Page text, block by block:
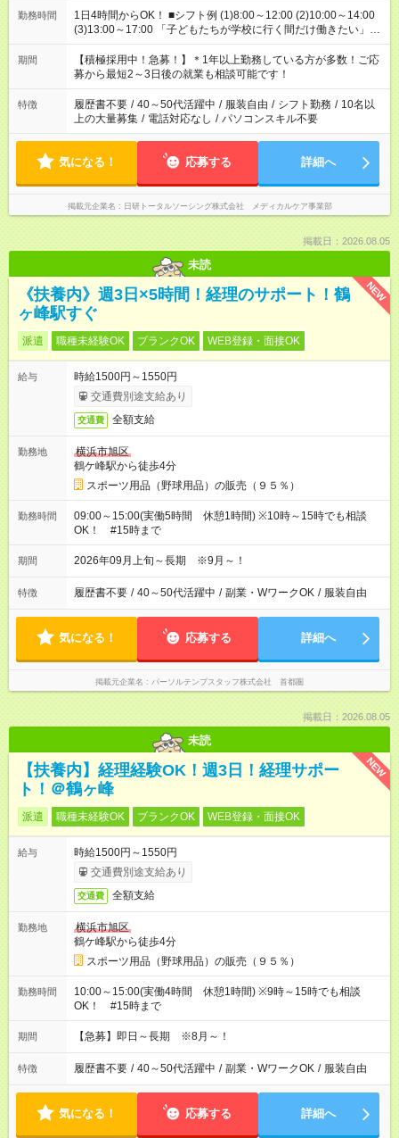
勤務時間
1日4時間からOK！ ■シフト例 (1)8:00～12:00 (2)10:00～14:00
(3)13:00～17:00 「子どもたちが学校に行く間だけ働きたい」
「余裕を持って夕飯の準備がしたい」 「午前中は働いて、午後
はプライベートの時間にしたい」 など、ご希望を教えてくださ
いね。 ※Wワーク希望の方へ 今ご覧のお仕事で希望する勤務時
間と、もう1つのお仕事の勤務時間。 合計で週40時間を超える
場合は応募できません。
期間
【積極採用中！急募！】＊1年以上勤務している方が多数！ご応
募から最短2～3日後の就業も相談可能です！
特徴 履歴書不要 / 40～50代活躍中 / 服装自由 / シフト勤務 / 10名以
上の大量募集 / 電話対応なし / パソコンスキル不要
気になる！ 応募する 詳細へ
掲載元企業名 日研トータルソーシング株式会社 メディカルケア事業部
掲載日：2026.08.05
未読
NEW
《扶養内》週3日×5時間！経理のサポート！鶴
ヶ峰駅すぐ
派遣 職種未経験OK ブランクOK WEB登録・面接OK
給与
時給1500円～1550円
交通費別途支給あり
交通費 全額支給
勤務地
横浜市旭区
鶴ケ峰駅から徒歩4分
スポーツ用品（野球用品）の販売（９５％）
勤務時間
09:00～15:00(実働5時間 休憩1時間) ※10時～15時でも相談
OK！ #15時まで
期間 2026年09月上旬～長期 ※9月～！
特徴 履歴書不要 / 40～50代活躍中 / 副業・WワークOK / 服装自由
気になる！ 応募する 詳細へ
掲載元企業名 パーソルテンプスタッフ株式会社 首都圏
掲載日：2026.08.05
未読
NEW
【扶養内】経理経験OK！週3日！経理サポー
ト！＠鶴ヶ峰
派遣 職種未経験OK ブランクOK WEB登録・面接OK
給与
時給1500円～1550円
交通費別途支給あり
交通費 全額支給
勤務地
横浜市旭区
鶴ケ峰駅から徒歩4分
スポーツ用品（野球用品）の販売（９５％）
勤務時間
10:00～15:00(実働4時間 休憩1時間) ※9時～15時でも相談
OK！ #15時まで
期間 【急募】即日～長期 ※8月～！
特徴 履歴書不要 / 40～50代活躍中 / 副業・WワークOK / 服装自由
気になる！ 応募する 詳細へ